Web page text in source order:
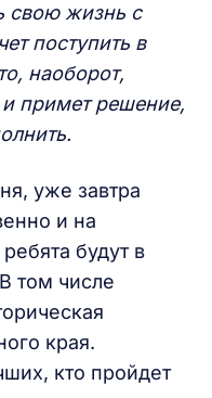
свою жизнь с
поступить в
наоборот,
примет решение,
уже завтра
и на
будут в
том числе
края.
кто пройдет